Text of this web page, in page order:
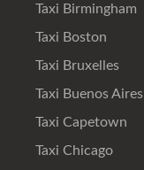
Taxi Birmingham
Taxi Boston
Taxi Bruxelles
Taxi Buenos Aires
Taxi Capetown
Taxi Chicago